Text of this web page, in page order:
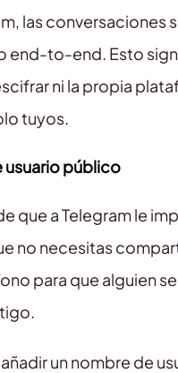
las conversaciones
end-to-end. Esto
ni la propia
tuyos.
usuario público
que a Telegram le
no necesitas
para que alguien se
un nombre de